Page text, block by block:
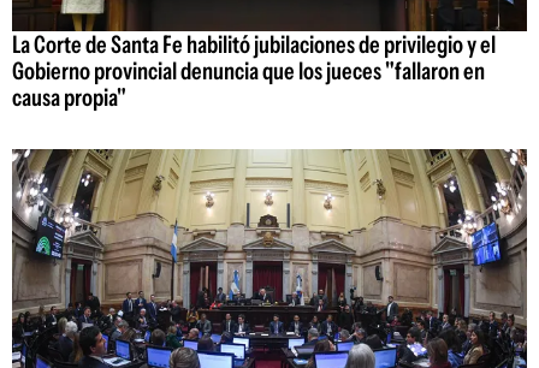
La Corte de Santa Fe habilitó jubilaciones de privilegio y el
Gobierno provincial denuncia que los jueces "fallaron en
causa propia"